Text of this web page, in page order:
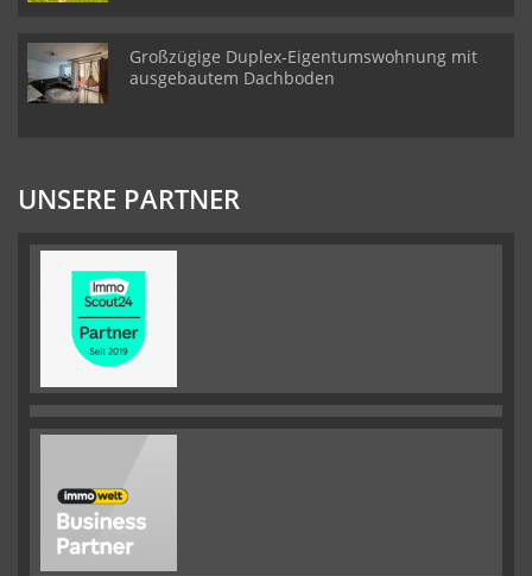
Großzügige Duplex-Eigentumswohnung mit
ausgebautem Dachboden
UNSERE PARTNER